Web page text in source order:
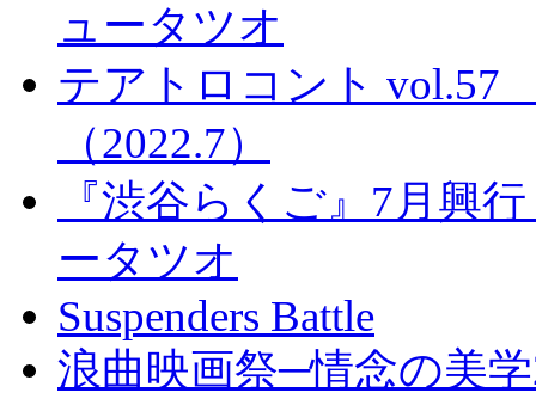
ュータツオ
テアトロコント
（2022.7）
『渋谷らくご』7月興
ータツオ
Suspenders Battle
浪曲映画祭─情念の美学